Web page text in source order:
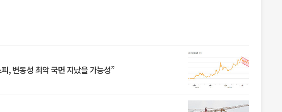
, 변동성 최악 국면 지났을 가능성”